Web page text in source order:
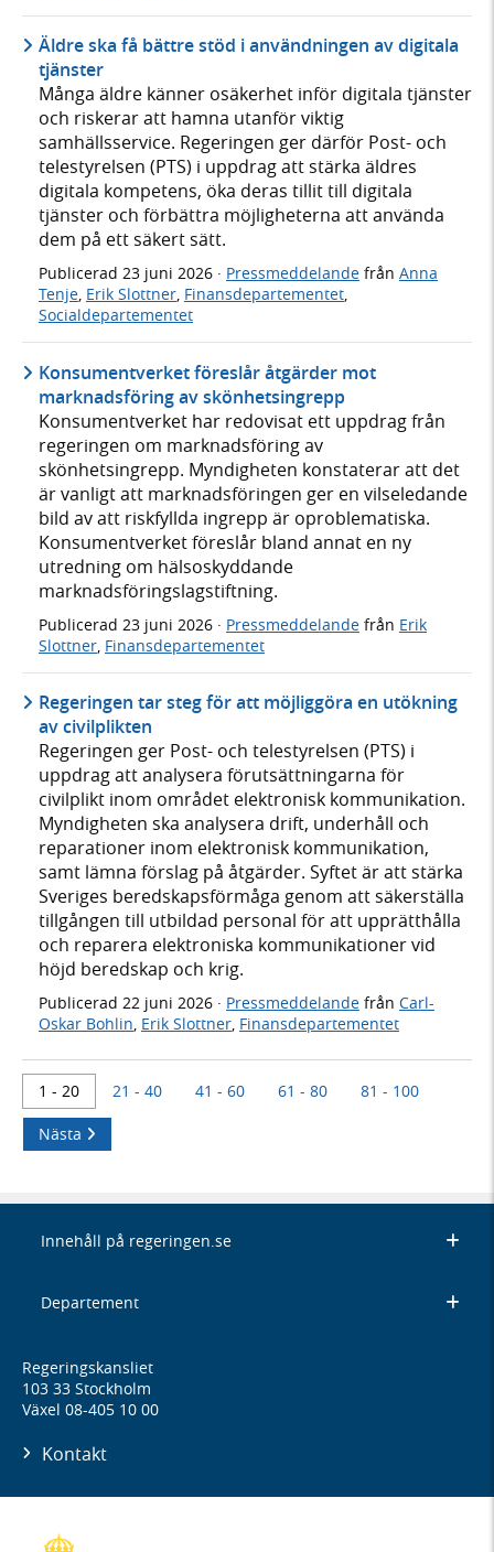
Äldre ska få bättre stöd i användningen av digitala
tjänster
Många äldre känner osäkerhet inför digitala tjänster
och riskerar att hamna utanför viktig
samhällsservice. Regeringen ger därför Post- och
telestyrelsen (PTS) i uppdrag att stärka äldres
digitala kompetens, öka deras tillit till digitala
tjänster och förbättra möjligheterna att använda
dem på ett säkert sätt.
Publicerad 23 juni 2026 · Pressmeddelande från Anna
Tenje, Erik Slottner, Finansdepartementet,
Socialdepartementet
Konsumentverket föreslår åtgärder mot
marknadsföring av skönhetsingrepp
Konsumentverket har redovisat ett uppdrag från
regeringen om marknadsföring av
skönhetsingrepp. Myndigheten konstaterar att det
är vanligt att marknadsföringen ger en vilseledande
bild av att riskfyllda ingrepp är oproblematiska.
Konsumentverket föreslår bland annat en ny
utredning om hälsoskyddande
marknadsföringslagstiftning.
Publicerad 23 juni 2026 · Pressmeddelande från Erik
Slottner Finansdepartementet
Regeringen tar steg för att möjliggöra en utökning
av civilplikten
Regeringen ger Post- och telestyrelsen (PTS) i
uppdrag att analysera förutsättningarna för
civilplikt inom området elektronisk kommunikation.
Myndigheten ska analysera drift, underhåll och
reparationer inom elektronisk kommunikation,
samt lämna förslag på åtgärder. Syftet är att stärka
Sveriges beredskapsförmåga genom att säkerställa
tillgången till utbildad personal för att upprätthålla
och reparera elektroniska kommunikationer vid
höjd beredskap och krig.
Publicerad 22 juni 2026 · Pressmeddelande från Carl-
Oskar Bohlin, Erik Slottner, Finansdepartementet
1 - 20 21 - 40 41 - 60 61 - 80 81 - 100
Nästa
Innehåll på regeringen.se
Departement
Regeringskansliet
103 33 Stockholm
Växel 08-405 10 00
Kontakt